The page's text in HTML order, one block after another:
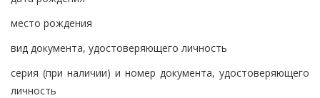
место рождения
вид документа, удостоверяющего личность
серия (при наличии) и номер документа, удостоверяющего
личность